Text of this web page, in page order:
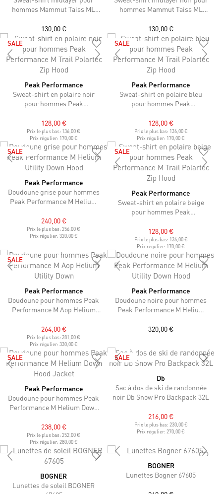
hommes Mammut Taiss ML
130,00 €
hommes Mammut Taiss ML
130,00 €
SALE
Peak Performance
Sweat-shirt en polaire noir
pour hommes Peak
Zip Hood
128,00 €
Prix le plus bas: 136,00 €
Prix régulier: 170,00 €
SALE
Peak Performance
Sweat-shirt en polaire bleu
pour hommes Peak
Zip Hood
128,00 €
Prix le plus bas: 136,00 €
Prix régulier: 170,00 €
SALE
Peak Performance
Doudoune grise pour hommes
Peak Performance M Helium
240,00 €
Prix le plus bas:256,00 €
Prix régulier: 320,00 €
SALE
Peak Performance
Sweat-shirt en polaire beige
pour hommes Peak
Zip Hood
128,00 €
Prix le plus bas: 136,00 €
Prix régulier: 170,00 €
SALE
Peak Performance
Doudoune pour hommes Peak
Performance M Aop Helium
264,00 €
Prix le plus bas:281,00 €
Prix régulier: 330,00 €
Peak Performance
Doudoune noire pour hommes
Peak Performance M Helium
320,00 €
SALE
Peak Performance
Doudoune pour hommes Peak
Performance M Helium Down
238,00 €
Prix le plus bas:252,00 €
Prix régulier: 280,00 €
SALE
Db
Sac à dos de ski de randonnée
noir Db Snow Pro Backpack 32L
216,00 €
Prix le plus bas: 230,00 €
Prix régulier:270,00 €
BOGNER
Lunettes de soleil BOGNER
BOGNER
Lunettes Bogner 67605